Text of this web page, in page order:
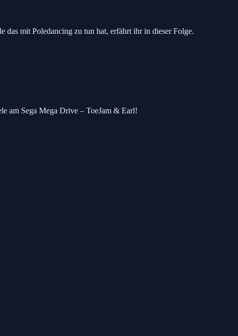
das mit Poledancing zu tun hat, erfährt ihr in dieser Folge.
am Sega Mega Drive – ToeJam & Earl!